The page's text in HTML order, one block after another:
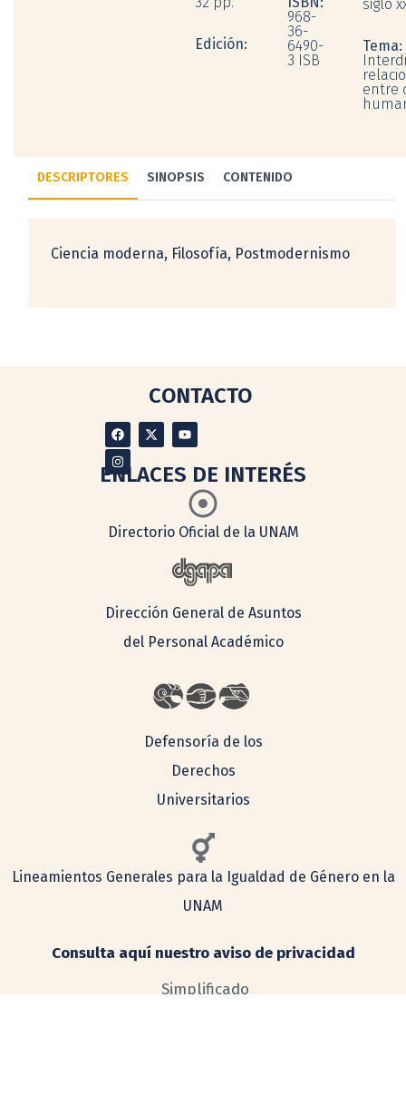
Edición:
968-
36-
6490-
3 ISB
siglo
Tema:
entre
DESCRIPTORES SINOPSIS CONTENIDO
Ciencia moderna, Filosofía, Postmodernismo
CONTACTO
ENLACES DE INTERÉS
Directorio Oficial de la UNAM
Dirección General de Asuntos
del Personal Académico
Defensoría de los
Derechos
Universitarios
Lineamientos Generales para la Igualdad de Género en la
UNAM
Consulta aquí nuestro aviso de privacidad
Simplificado